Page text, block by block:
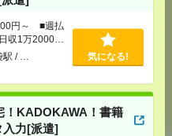
円～ ■週払
1万2000円
/ … 気になる!
！KADOKAWA！書籍
入力[派遣]
ジへ
る！
ト